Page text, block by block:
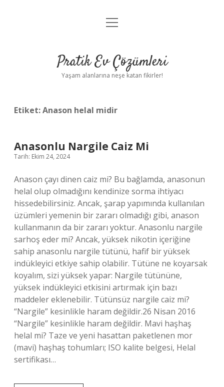
Anasayfa
Yasal Uyarı
menüyü
Pratik Ev Çözümleri
Yaşam alanlarına neşe katan fikirler!
Etiket:Anason helal midir
Anasonlu Nargile Caiz Mi
Tarih: Ekim 24, 2024
Anason çayı dinen caiz mi? Bu bağlamda, anasonun
helal olup olmadığını kendinize sorma ihtiyacı
hissedebilirsiniz. Ancak, şarap yapımında kullanılan
üzümleri yemenin bir zararı olmadığı gibi, anason
kullanmanın da bir zararı yoktur. Anasonlu nargile
sarhoş eder mi? Ancak, yüksek nikotin içeriğine
sahip anasonlu nargile tütünü, hafif bir yüksek
indükleyici etkiye sahip olabilir. Tütüne ne koyarsak
koyalım, sizi yüksek yapar: Nargile tütününe,
yüksek indükleyici etkisini artırmak için bazı
maddeler eklenebilir. Tütünsüz nargile caiz mi?
“Nargile” kesinlikle haram değildir.26 Nisan 2016
“Nargile” kesinlikle haram değildir. Mavi haşhaş
helal mi? Taze ve yeni hasattan paketlenen mor
(mavi) haşhaş tohumları; ISO kalite belgesi, Helal
sertifikası…